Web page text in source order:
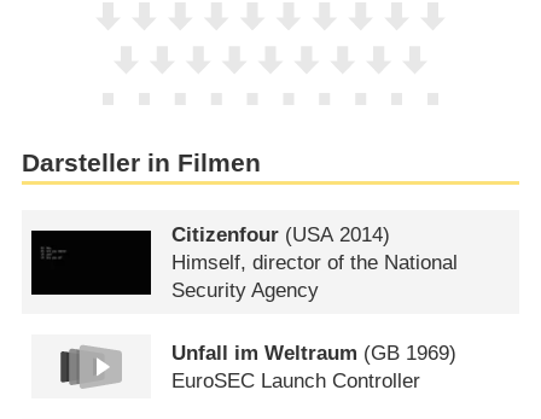
Darsteller in Filmen
Citizenfour (USA2014)
Himself, director of the National
Security Agency
Unfall im Weltraum (GB 1969)
EuroSEC Launch Controller